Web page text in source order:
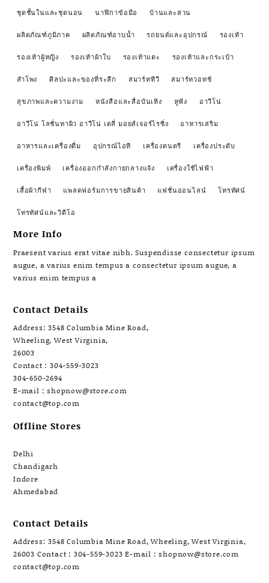
ชุดชั้นในและชุดนอน นาฬิกาข้อมือ บ้านและสวน
ผลิตภัณฑ์ภูมิภาค ผลิตภัณฑ์อาบน้ำ รถยนต์และอุปกรณ์ รองเท้า
รองเท้าผู้หญิง รองเท้าผ้าใบ รองเท้าแตะ รองเท้าและกระเป๋า
ลำโพง ศิลปะและของที่ระลึก สมาร์ททีวี สมาร์ทวอทช์
สุขภาพและความงาม หนังสือและสื่อบันเทิง หูฟัง อาวีโน่
อาวีโน่ โลชั่นทาผิว อาวีโน่ เดลี่ มอยส์เจอร์ไรซิ่ง อาหารเสริม
อาหารและเครื่องดื่ม อุปกรณ์ไอที เครื่องดนตรี เครื่องประดับ
เครื่องพิมพ์ เครื่องออกกำลังกายกลางแจ้ง เครื่องใช้ไฟฟ้า
เสื้อผ้ากีฬา แพลตฟอร์มการขายสินค้า แฟชั่นออนไลน์ โทรทัศน์
โทรทัศน์และวิดีโอ
More Info
Praesent varius erat vitae nibh. Suspendisse consectetur ipsum
augue, a varius enim tempus a consectetur ipsum augue, a
varius enim tempus a
Contact Details
Address: 3548 Columbia Mine Road,
Wheeling, West Virginia,
26003
Contact : 304-559-3023
304-650-2694
E-mail : shopnow@store.com
contact@top.com
Offline Stores
Delhi
Chandigarh
Indore
Ahmedabad
Contact Details
Address: 3548 Columbia Mine Road, Wheeling, West Virginia,
26003 Contact : 304-559-3023 E-mail : shopnow@store.com
contact@top.com